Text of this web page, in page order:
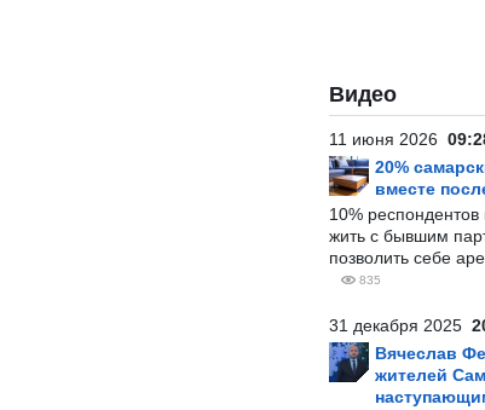
Видео
11 июня 2026
20%
вместе
10%
жить с бывшим
позволить себе
835
31 декабря 2025
Вячеслав
жителей